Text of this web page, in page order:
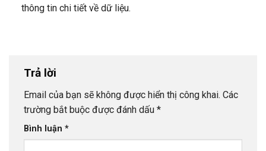
thông tin chi tiết về dữ liệu.
Trả lời
Email của bạn sẽ không được hiển thị công khai. Các
trường bắt buộc được đánh dấu *
Bình luận *